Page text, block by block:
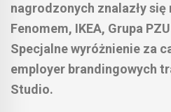
nagrodzonych znalazły
Fenomem, IKEA, Grupa
Specjalne wyróżnienie za
employer brandingowych
Studio.